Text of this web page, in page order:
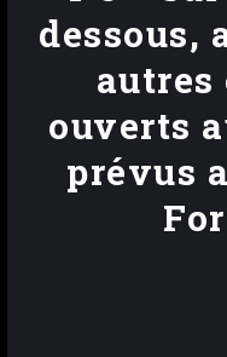
dessous,
autres
ouverts
prévus